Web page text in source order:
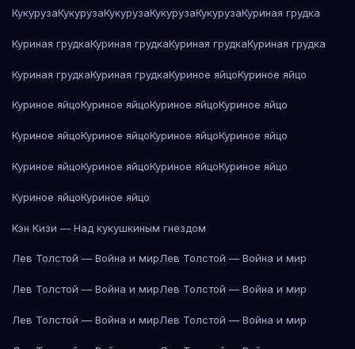
КукурузаКукурузаКукурузаКукурузаКукурузаКуриная грудка
Куриная грудкаКуриная грудкаКуриная грудкаКуриная грудка
Куриная грудкаКуриная грудкаКуриное яйцоКуриное яйцо
Куриное яйцоКуриное яйцоКуриное яйцоКуриное яйцо
Куриное яйцоКуриное яйцоКуриное яйцоКуриное яйцо
Куриное яйцоКуриное яйцоКуриное яйцоКуриное яйцо
Куриное яйцоКуриное яйцо
Кэн Кизи — Над кукушкиным гнездом
Лев Толстой — Война и мирЛев Толстой — Война и мир
Лев Толстой — Война и мирЛев Толстой — Война и мир
Лев Толстой — Война и мирЛев Толстой — Война и мир